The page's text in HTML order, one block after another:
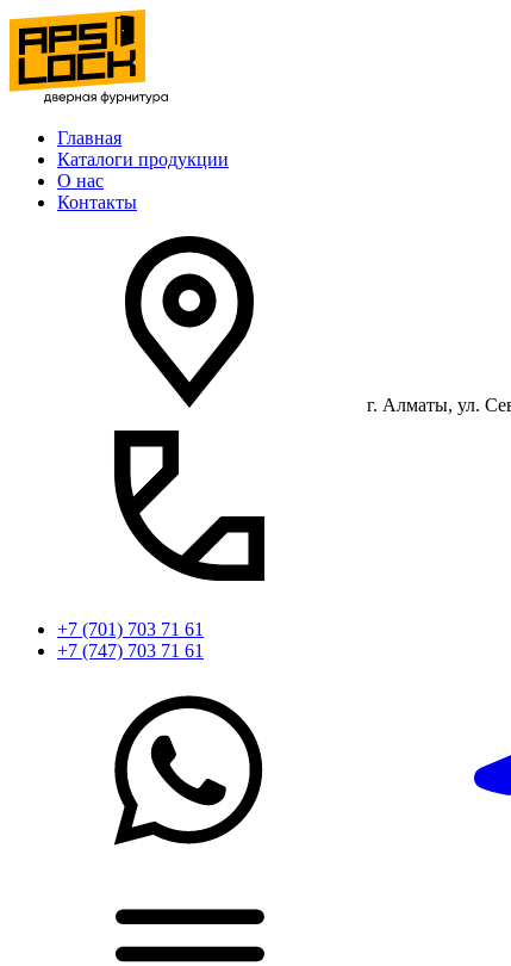
Главная
Каталоги продукции
О нас
Контакты
г. Алматы, ул.
+7 (701) 703 71 61
+7 (747) 703 71 61